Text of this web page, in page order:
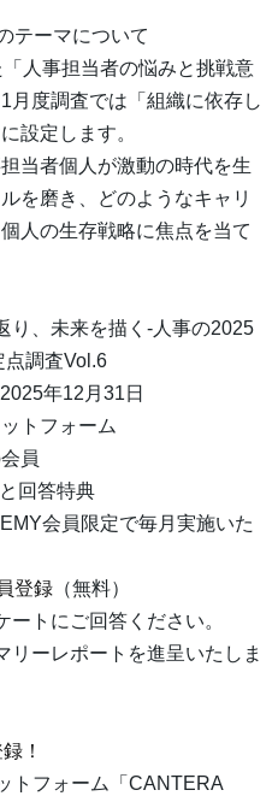
テーマについて
人事担当者の悩みと挑戦意
月度調査では「組織に依存し
設定します。
当者個人が激動の時代を生
を磨き、どのようなキャリ
人の生存戦略に焦点を当て
り、未来を描く-人事の2025
点調査Vol.6
年12月31日
トフォーム
員
回答特典
会員限定で毎月実施いた
登録 （無料）
トにご回答ください。
リーレポートを進呈いたしま
！
トフォーム「CANTERA